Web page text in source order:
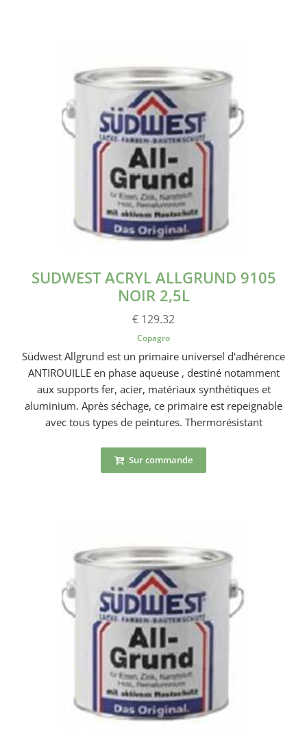
SUDWEST ACRYL ALLGRUND 9105
NOIR 2,5L
€ 129.32
Copagro
Südwest Allgrund est un primaire universel d'adhérence
ANTIROUILLE en phase aqueuse , destiné notamment
aux supports fer, acier, matériaux synthétiques et
aluminium. Après séchage, ce primaire est repeignable
avec tous types de peintures. Thermorésistant
Sur commande